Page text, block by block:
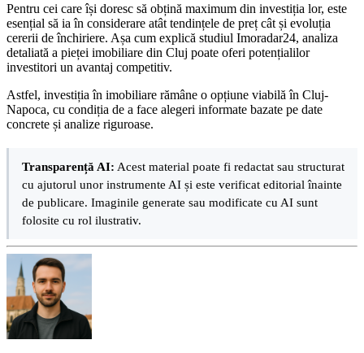
Pentru cei care își doresc să obțină maximum din investiția lor, este
esențial să ia în considerare atât tendințele de preț cât și evoluția
cererii de închiriere. Așa cum explică studiul Imoradar24, analiza
detaliată a pieței imobiliare din Cluj poate oferi potențialilor
investitori un avantaj competitiv.
Astfel, investiția în imobiliare rămâne o opțiune viabilă în Cluj-
Napoca, cu condiția de a face alegeri informate bazate pe date
concrete și analize riguroase.
Transparență AI: Acest material poate fi redactat sau structurat
cu ajutorul unor instrumente AI și este verificat editorial înainte
de publicare. Imaginile generate sau modificate cu AI sunt
folosite cu rol ilustrativ.